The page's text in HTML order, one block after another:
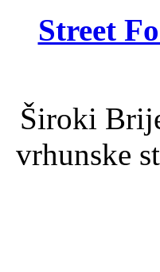
Street
Široki
vrhunske